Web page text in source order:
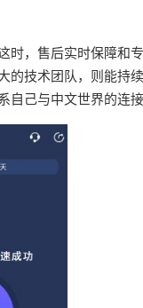
时，售后实时保障和
的技术团队，则能持
己与中文世界的连接